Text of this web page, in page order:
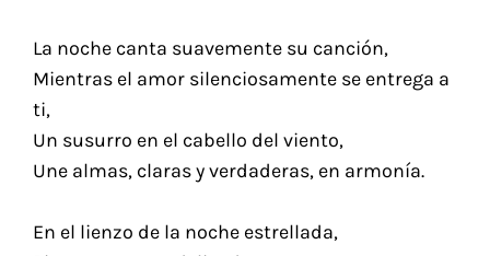
La noche canta suavemente su canción,
Mientras el amor silenciosamente se entrega a
ti,
Un susurro en el cabello del viento,
Une almas, claras y verdaderas, en armonía.
En el lienzo de la noche estrellada,